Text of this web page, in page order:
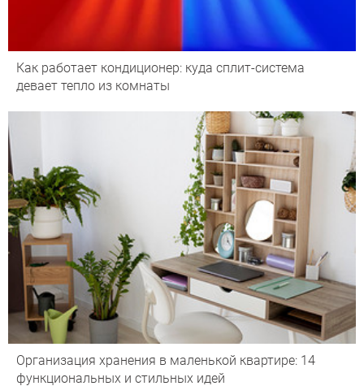
Как работает кондиционер: куда сплит-система
девает тепло из комнаты
Организация хранения в маленькой квартире: 14
функциональных и стильных идей